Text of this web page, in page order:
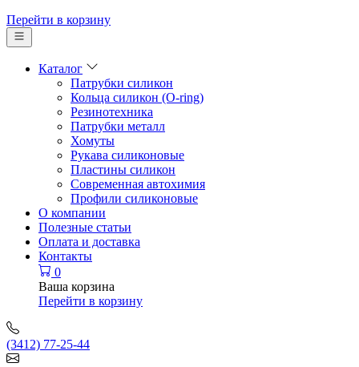
Перейти в корзину
Каталог
Патрубки силикон
Кольца силикон (O-ring)
Резинотехника
Патрубки металл
Хомуты
Рукава силиконовые
Пластины силикон
Современная автохимия
Профили силиконовые
О компании
Полезные статьи
Оплата и доставка
Контакты
0
Ваша корзина
Перейти в корзину
(3412) 77-25-44